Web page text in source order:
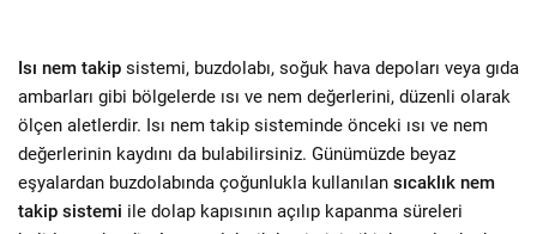
Isı nem takip sistemi, buzdolabı, soğuk hava depoları veya gıda
ambarları gibi bölgelerde ısı ve nem değerlerini, düzenli olarak
ölçen aletlerdir. Isı nem takip sisteminde önceki ısı ve nem
değerlerinin kaydını da bulabilirsiniz. Günümüzde beyaz
eşyalardan buzdolabında çoğunlukla kullanılan sıcaklık nem
takip sistemi ile dolap kapısının açılıp kapanma süreleri